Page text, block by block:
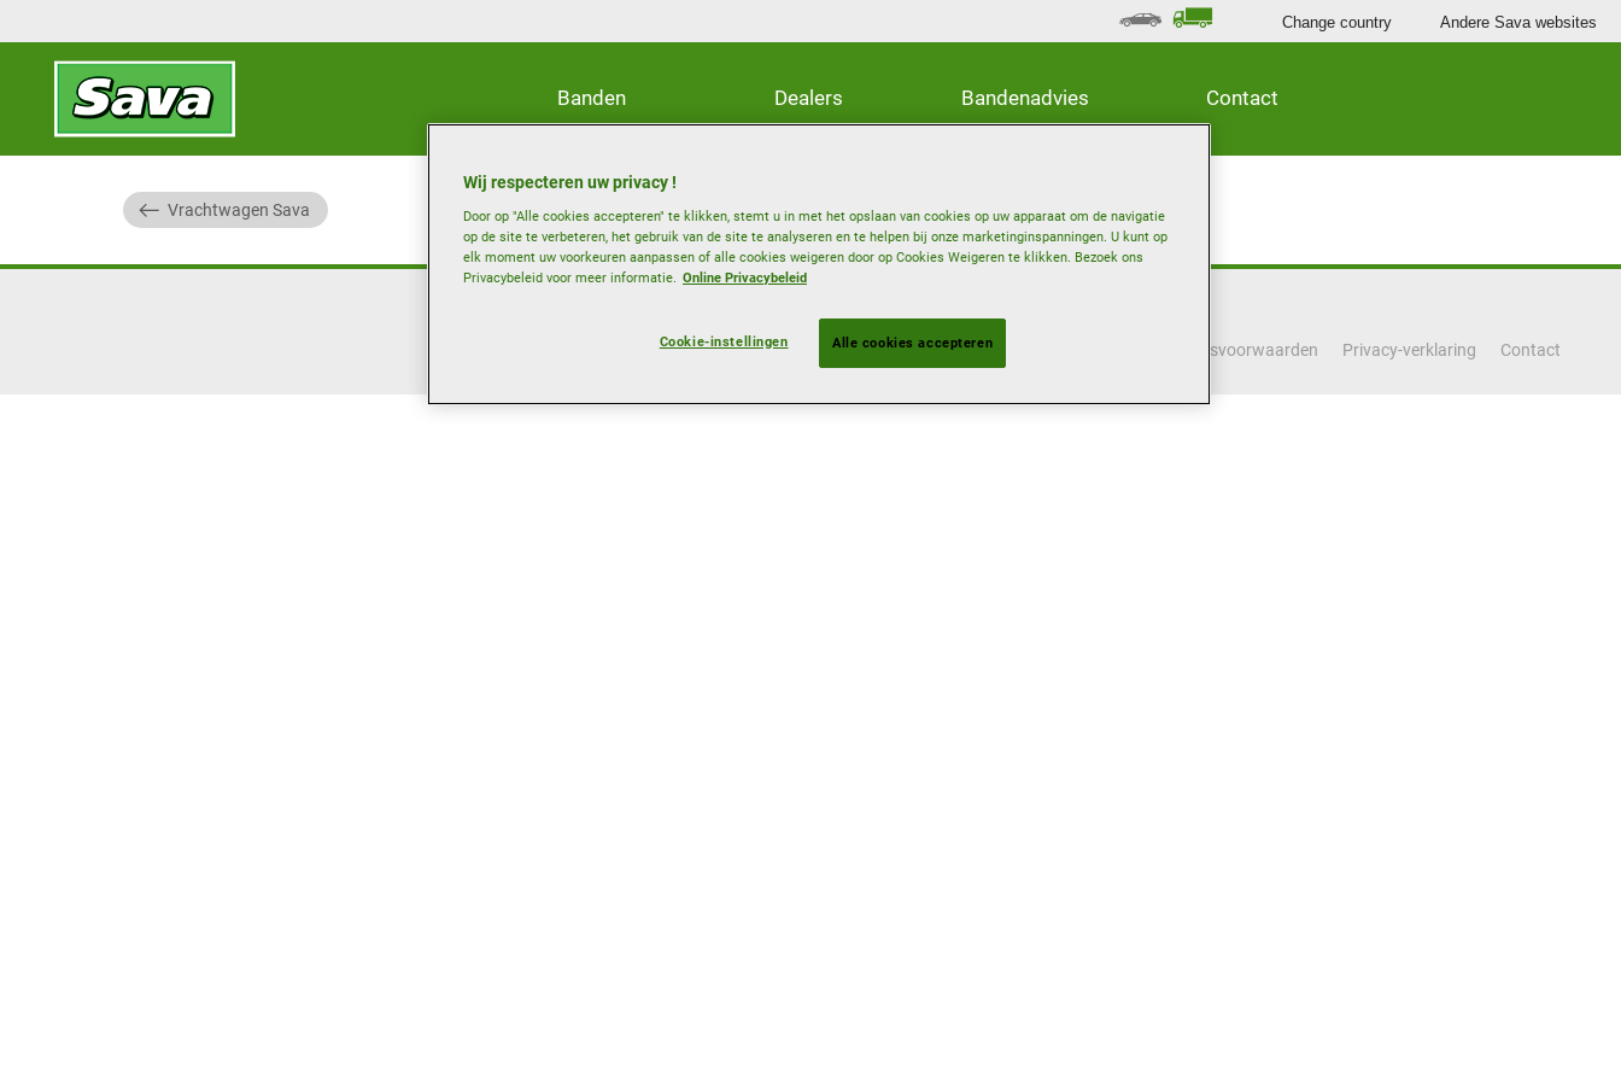
Banden Dealers Bandenadvies Contact
Change country Andere Sava websites
Vrachtwagen Sava
Gebruiksvoorwaarden Privacy-verklaring Contact
Wij respecteren uw privacy !
Door op "Alle cookies accepteren" te klikken, stemt u in met het opslaan van cookies op uw apparaat om de navigatie
op de site te verbeteren, het gebruik van de site te analyseren en te helpen bij onze marketinginspanningen. U kunt op
elk moment uw voorkeuren aanpassen of alle cookies weigeren door op Cookies Weigeren te klikken. Bezoek ons
Privacybeleid voor meer informatie. Online Privacybeleid
Cookie-instellingen Alle cookies accepteren